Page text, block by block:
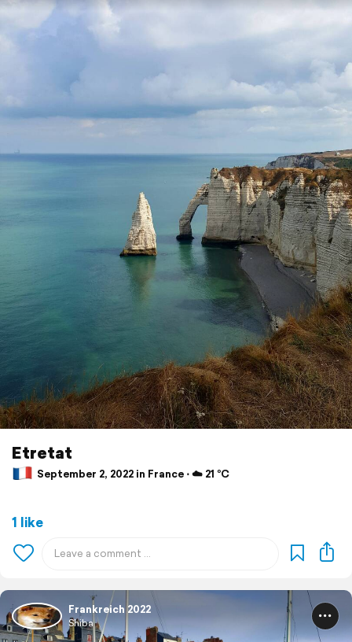
Etretat
September 2, 2022 in France ⋅ ☁️ 21 °C
1 like
Frankreich 2022
Shiba